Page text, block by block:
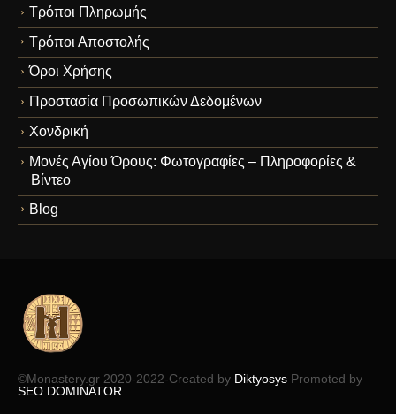
Τρόποι Πληρωμής
Τρόποι Αποστολής
Όροι Χρήσης
Προστασία Προσωπικών Δεδομένων
Χονδρική
Μονές Αγίου Όρους: Φωτογραφίες – Πληροφορίες &
Βίντεο
Blog
©Monastery.gr 2020-2022-Created by Diktyosys Promoted by
SEO DOMINATOR